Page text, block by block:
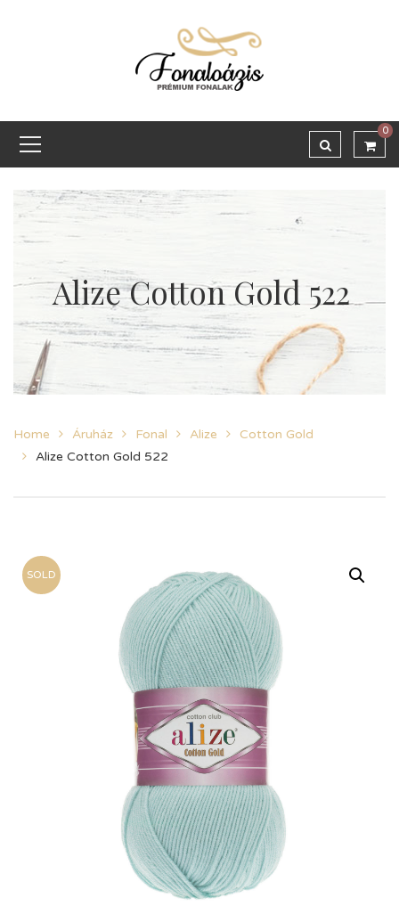
0
Alize Cotton Gold 522
Home Áruház Fonal Alize
Cotton Gold
Alize Cotton Gold 522
SOLD